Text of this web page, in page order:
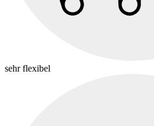
sehr flexibel